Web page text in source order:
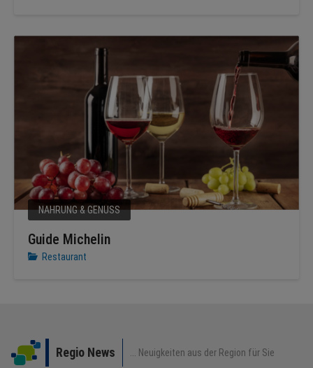
NAHRUNG & GENUSS
Guide Michelin
Restaurant
Regio News ... Neuigkeiten aus der Region für Sie